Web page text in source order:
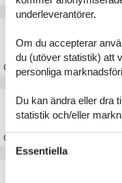
Om Krakow
Stuga Polen
Om
underleverantörer.
Om du accepterar
du (utöver statistik) att
personliga
Du kan ändra eller dra
statistik och/eller
Essentiella